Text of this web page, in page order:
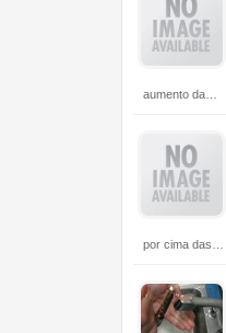
aumento da…
por cima das…